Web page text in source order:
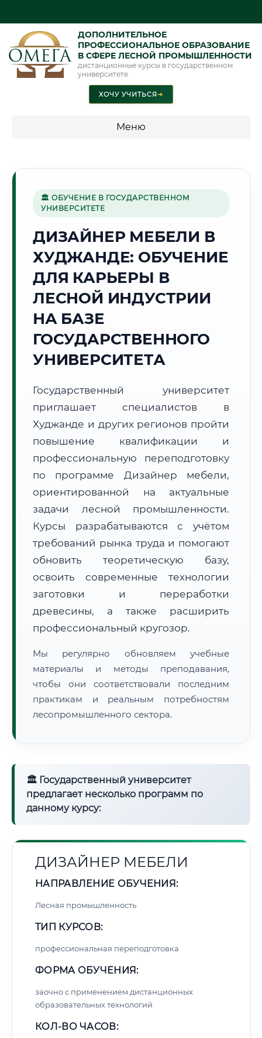
ДОПОЛНИТЕЛЬНОЕ
ПРОФЕССИОНАЛЬНОЕ ОБРАЗОВАНИЕ
В СФЕРЕ ЛЕСНОЙ ПРОМЫШЛЕННОСТИ
дистанционные курсы в государственном
университете
ХОЧУ УЧИТЬСЯ➜
Меню
промышленность"
🌸
Г. ХУДЖАНД
Точное местное время:
14:10:32
Воскресенье, 9 Августа
Погода в г. Худжанд:
🌅 Восход:05:26
📍 Региональная справка г. Худжанд
Почтовые индексы:
735700–735715
Часовой пояс:
UTC+5
Формат учебы:
Дистанционно
🗺️ Зона обслуживания: г. Худжанд
Расчет логистики оригиналов:
• Маршрут транзита:
• Экспресс-доставка СДЭК / Почтой:3–5 рабочих дней
📜 Документы и аккредитация
🔍Нажмите на документ для увеличения и просмотра
🏛 ОБУЧЕНИЕ В ГОСУДАРСТВЕННОМ
УНИВЕРСИТЕТЕ
ДИЗАЙНЕР МЕБЕЛИ В
ХУДЖАНДЕ: ОБУЧЕНИЕ
ДЛЯ КАРЬЕРЫ В
ЛЕСНОЙ ИНДУСТРИИ
НА БАЗЕ
ГОСУДАРСТВЕННОГО
УНИВЕРСИТЕТА
Государственный университет
приглашает специалистов в
Худжанде и других регионов пройти
повышение квалификации и
профессиональную переподготовку
по программе Дизайнер мебели,
ориентированной на актуальные
задачи лесной промышленности.
Курсы разрабатываются с учётом
требований рынка труда и помогают
обновить теоретическую базу,
освоить современные технологии
заготовки и переработки
древесины, а также расширить
профессиональный кругозор.
Мы регулярно обновляем учебные
материалы и методы преподавания,
чтобы они соответствовали последним
практикам и реальным потребностям
лесопромышленного сектора.
🏛 Государственный университет
предлагает несколько программ по
данному курсу:
ДИЗАЙНЕР МЕБЕЛИ
НАПРАВЛЕНИЕ ОБУЧЕНИЯ:
Лесная промышленность
ТИП КУРСОВ:
профессиональная переподготовка
ФОРМА ОБУЧЕНИЯ:
заочно с применением дистанционных
образовательных технологий
КОЛ-ВО ЧАСОВ: